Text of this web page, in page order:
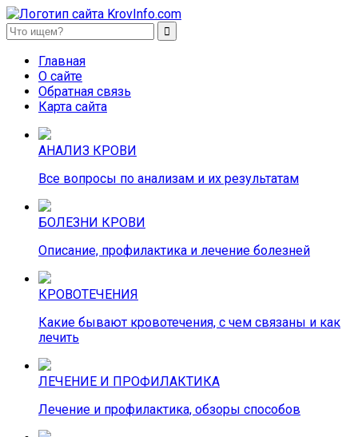
KrovInfo.com
Медицинский сайт о кровеносной системе.
Главная
О сайте
Обратная связь
Карта сайта
АНАЛИЗ КРОВИ
Все вопросы по анализам и их результатам
БОЛЕЗНИ КРОВИ
Описание, профилактика и лечение болезней
КРОВОТЕЧЕНИЯ
Какие бывают кровотечения, с чем связаны и как
лечить
ЛЕЧЕНИЕ И ПРОФИЛАКТИКА
Лечение и профилактика, обзоры способов